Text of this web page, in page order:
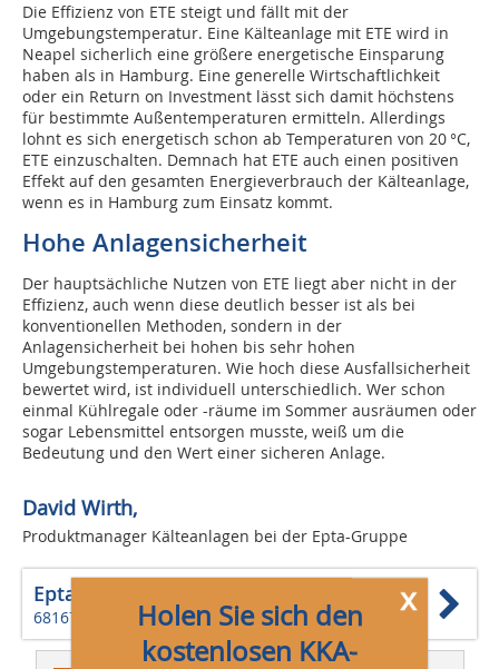
Die Effizienz von ETE steigt und fällt mit der
Umgebungstemperatur. Eine Kälteanlage mit ETE wird in
Neapel sicherlich eine größere energetische Einsparung
haben als in Hamburg. Eine generelle Wirtschaftlichkeit
oder ein Return on Investment lässt sich damit höchstens
für bestimmte Außentemperaturen ermitteln. Allerdings
lohnt es sich energetisch schon ab Temperaturen von 20 °C,
ETE einzuschalten. Demnach hat ETE auch einen positiven
Effekt auf den gesamten Energieverbrauch der Kälteanlage,
wenn es in Hamburg zum Einsatz kommt.
Hohe Anlagensicherheit
Der hauptsächliche Nutzen von ETE liegt aber nicht in der
Effizienz, auch wenn diese deutlich besser ist als bei
konventionellen Methoden, sondern in der
Anlagensicherheit bei hohen bis sehr hohen
Umgebungstemperaturen. Wie hoch diese Ausfallsicherheit
bewertet wird, ist individuell unterschiedlich. Wer schon
einmal Kühlregale oder -räume im Sommer ausräumen oder
sogar Lebensmittel entsorgen musste, weiß um die
Bedeutung und den Wert einer sicheren Anlage.
David Wirth,
Produktmanager Kälteanlagen bei der Epta-Gruppe
Epta Deutschland GmbH
68167 Mannheim x
Holen Sie sich den
kostenlosen KKA-